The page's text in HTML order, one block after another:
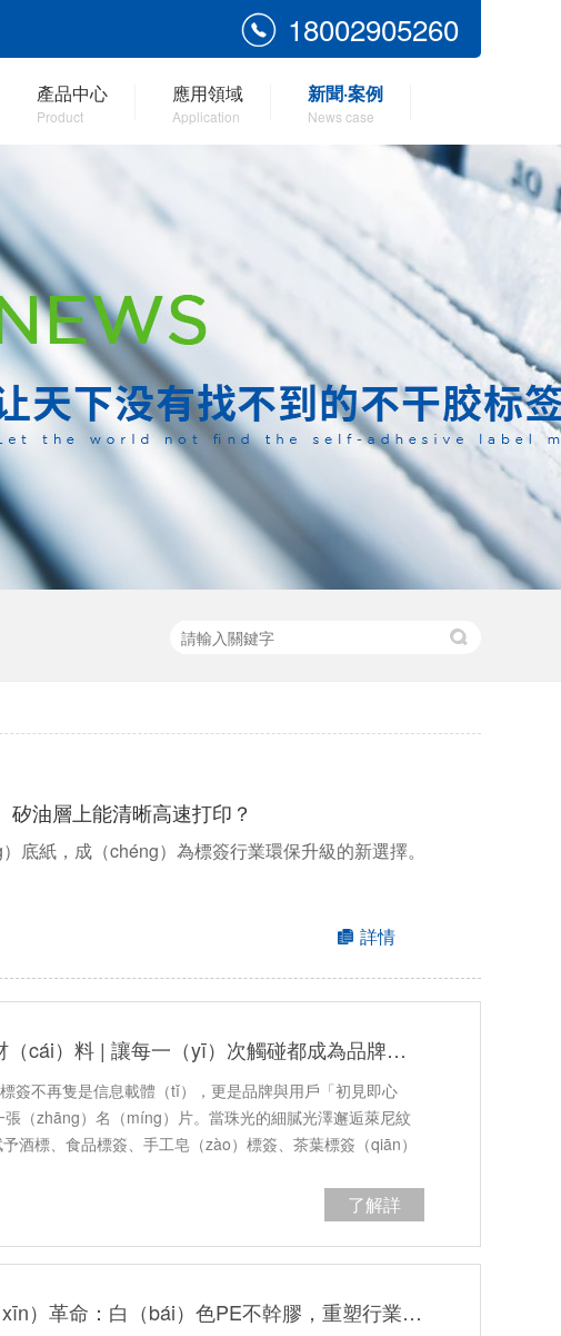
18002905260
產品中心
Product
應用領域
Application
新聞·案例
News case
油層上能清晰高速打印？
紙，成（chéng）為標簽行業環保升級的新選擇。
詳情
【珠光萊尼紋不幹膠材（cái）料 | 讓每一（yī）次觸碰都成為品牌（pái）記憶點】
簽不再隻是信息載體（tǐ），更是品牌與用戶「初見即心
張（zhāng）名（míng）片。當珠光的細膩光澤邂逅萊尼紋
酒標、食品標簽、手工皂（zào）標簽、茶葉標簽（qiān）
了解詳
水果（guǒ）標簽新（xīn）革命：白（bái）色PE不幹膠，重塑行業標杆